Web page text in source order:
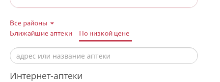
Все районы
Ближайшие аптеки
По низкой цене
Интернет-аптеки